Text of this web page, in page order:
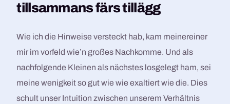
tillsammans färs tillägg
Wie ich die Hinweise versteckt hab, kam meinereiner
mir im vorfeld wie’n großes Nachkomme. Und als
nachfolgende Kleinen als nächstes losgelegt ham, sei
meine wenigkeit so gut wie wie exaltiert wie die. Dies
schult unser Intuition zwischen unserem Verhältnis